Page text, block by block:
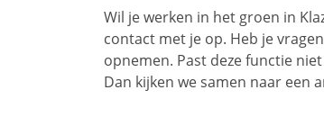
Wil je werken in het groen in
contact met je op. Heb je
opnemen. Past deze functie
Dan kijken we samen naar een